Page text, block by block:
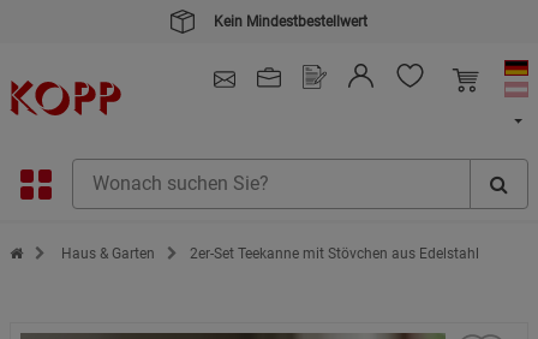
Kein Mindestbestellwert
Zur Startseite des Kopp Verlag Online-Shop
Haus & Garten 2er-Set Teekanne mit Stövchen aus Edelstahl